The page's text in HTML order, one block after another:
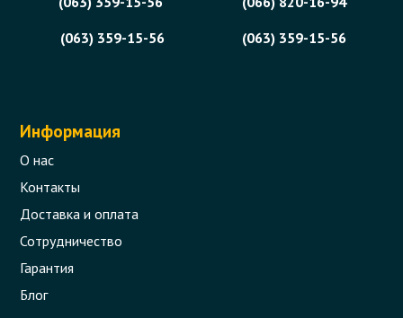
(063) 359-15-56
(063) 359-15-56
Информация
О нас
Контакты
Доставка и оплата
Сотрудничество
Гарантия
Блог